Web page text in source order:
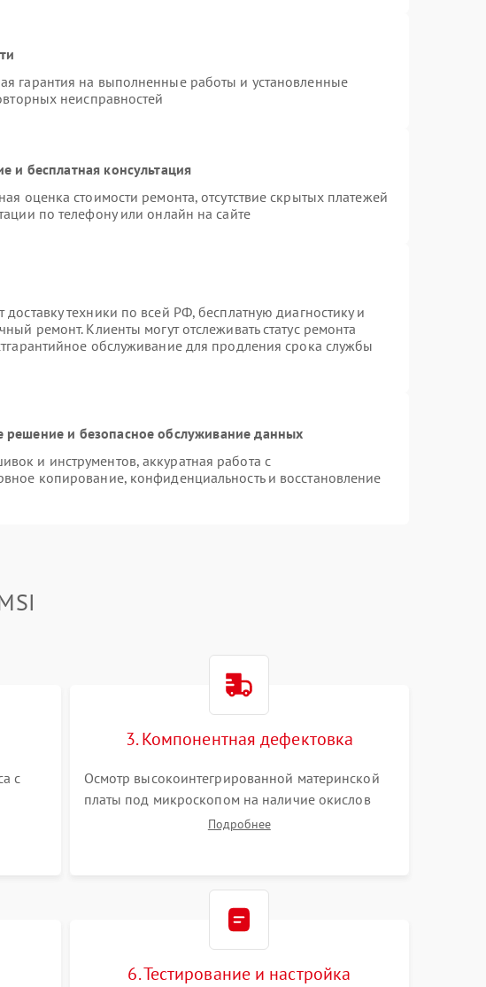
гарантия на выполненные работы и установленные
неисправностей
и бесплатная консультация
оценка стоимости ремонта, отсутствие скрытых платежей
по телефону или онлайн на сайте
техники по всей РФ, бесплатную диагностику и
ремонт. Клиенты могут отслеживать статус ремонта
обслуживание для продления срока службы
и безопасное обслуживание данных
и инструментов, аккуратная работа с
копирование, конфиденциальность и восстановление
с
3. Компонентная дефектовка
Осмотр высокоинтегрированной материнской
платы под микроскопом на наличие окислов
или прогаров. Проверка цепей питания.
Подробнее
6. Тестирование и настройка